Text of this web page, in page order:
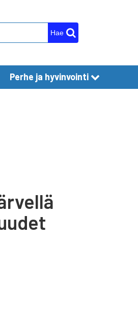
Hae
Perhe ja hyvinvointi